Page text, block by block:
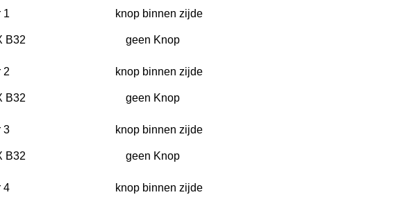
1 knop binnen zijde
2 knop binnen zijde
3 knop binnen zijde
4 knop binnen zijde